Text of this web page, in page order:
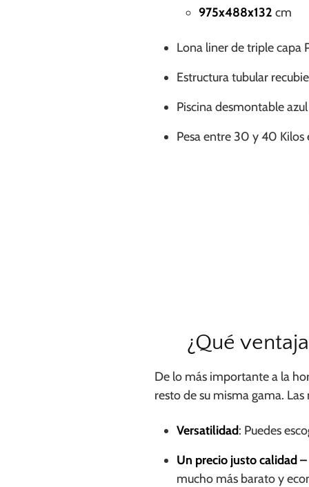
975x488x132 cm
Lona liner de triple capa
Estructura tubular
Piscina desmontable
Pesa entre 30 y 40
¿Qué
De lo más importante a la
resto de su misma gama. Las
Versatilidad: Puedes
Un precio justo calidad
mucho más barato y